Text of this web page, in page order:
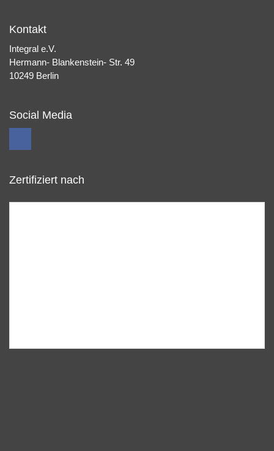
Kontakt
Integral e.V.
Hermann- Blankenstein- Str. 49
10249 Berlin
Social Media
Zertifiziert nach